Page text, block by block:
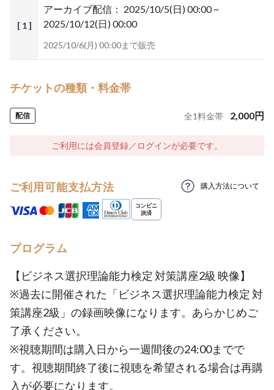
[ 1 ]
アーカイブ配信： 2025/10/5(日) 00:00 ~
2025/10/12(日) 00:00
2025/10/6(月) 00:00まで販売
チケットの種類・料金帯
配信 全1料金帯 2,000円
ご利用には会員登録／ログインが必要です。
ご利用可能支払方法 購入方法について
プログラム
【ビジネス選択理論能力検定 対策講座2級 映像】
※過去に開催された「ビジネス選択理論能力検定 対
策講座2級」の録画映像になります。あらかじめご
了承ください。
※視聴期間は購入日から一週間後の24:00までで
す。視聴期間終了後に視聴を希望される場合は再購
入が必要になります。